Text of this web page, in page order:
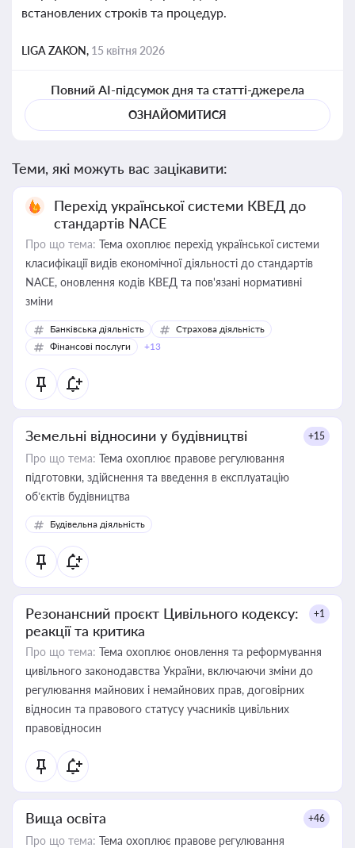
встановлених строків та процедур.
LIGA ZAKON, 15 квітня 2026
Повний AI-підсумок дня та статті-джерела
ОЗНАЙОМИТИСЯ
Теми, які можуть вас зацікавити:
Перехід української системи КВЕД до
стандартів NACE
Про що тема: Тема охоплює перехід української системи
класифікації видів економічної діяльності до стандартів
NACE, оновлення кодів КВЕД та пов'язані нормативні
зміни
Банківська діяльність
Страхова діяльність
Фінансові послуги
+13
Земельні відносини у будівництві +15
Про що тема: Тема охоплює правове регулювання
підготовки, здійснення та введення в експлуатацію
об’єктів будівництва
Будівельна діяльність
Резонансний проєкт Цивільного кодексу:
реакції та критика
+1
Про що тема: Тема охоплює оновлення та реформування
цивільного законодавства України, включаючи зміни до
регулювання майнових і немайнових прав, договірних
відносин та правового статусу учасників цивільних
правовідносин
Вища освіта +46
Про що тема: Тема охоплює правове регулювання